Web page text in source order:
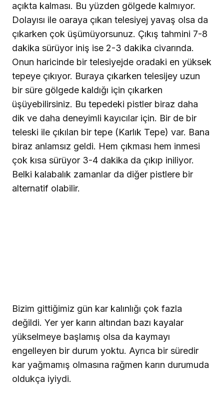
açıkta kalması. Bu yüzden gölgede kalmıyor.
Dolayısı ile oaraya çıkan telesiyej yavaş olsa da
çıkarken çok üşümüyorsunuz. Çıkış tahmini 7-8
dakika sürüyor iniş ise 2-3 dakika civarında.
Onun haricinde bir telesiyejde oradaki en yüksek
tepeye çıkıyor. Buraya çıkarken telesijey uzun
bir süre gölgede kaldığı için çıkarken
üşüyebilirsiniz. Bu tepedeki pistler biraz daha
dik ve daha deneyimli kayıcılar için. Bir de bir
teleski ile çıkılan bir tepe (Karlık Tepe) var. Bana
biraz anlamsız geldi. Hem çıkması hem inmesi
çok kısa sürüyor 3-4 dakika da çıkıp iniliyor.
Belki kalabalık zamanlar da diğer pistlere bir
alternatif olabilir.
Bizim gittiğimiz gün kar kalınlığı çok fazla
değildi. Yer yer karın altından bazı kayalar
yükselmeye başlamış olsa da kaymayı
engelleyen bir durum yoktu. Ayrıca bir süredir
kar yağmamış olmasına rağmen karın durumuda
oldukça iyiydi.